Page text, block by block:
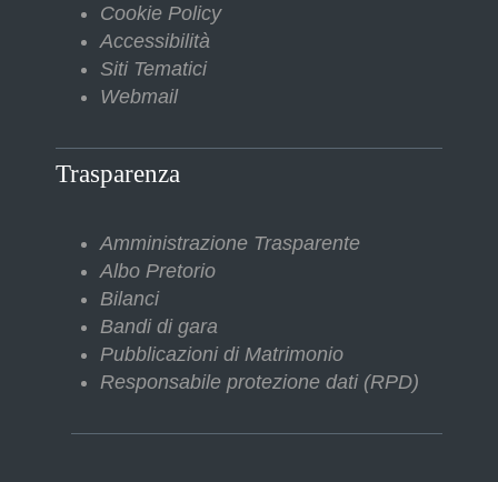
Cookie Policy
Accessibilità
Siti Tematici
Webmail
Trasparenza
Amministrazione Trasparente
Albo Pretorio
Bilanci
Bandi di gara
Pubblicazioni di Matrimonio
Responsabile protezione dati (RPD)